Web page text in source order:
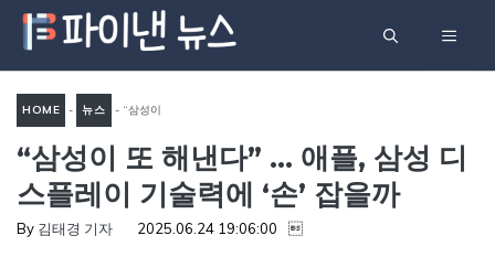
츠
기
메
HOME - 뉴스 - “삼성이
또 해낸다” … 애플, 삼성 디스
플레이 기술력에 ‘손’ 잡을까
“삼성이 또 해낸다” … 애플, 삼성 디
스플레이 기술력에 ‘손’ 잡을까
By 김태경 기자 2025.06.24 19:06:00 